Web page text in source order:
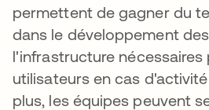
permettent de gagner du
dans le développement
l'infrastructure nécessaires
utilisateurs en cas
plus, les équipes peuvent